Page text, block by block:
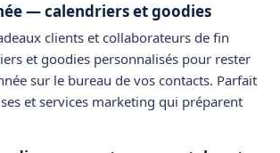
— calendriers et goodies
clients et collaborateurs de fin
et goodies personnalisés pour rester
sur le bureau de vos contacts. Parfait
et services marketing qui préparent